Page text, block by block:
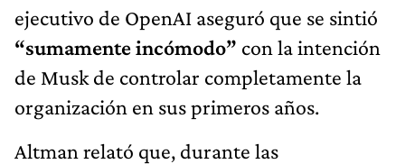
ejecutivo de OpenAI aseguró que se sintió
“sumamente incómodo” con la intención
de Musk de controlar completamente la
organización en sus primeros años.
Altman relató que, durante las